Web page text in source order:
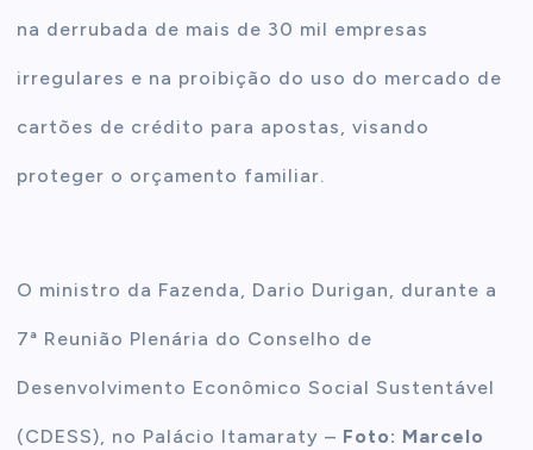
na derrubada de mais de 30 mil empresas
irregulares e na proibição do uso do mercado de
cartões de crédito para apostas, visando
proteger o orçamento familiar.
O ministro da Fazenda, Dario Durigan, durante a
7ª Reunião Plenária do Conselho de
Desenvolvimento Econômico Social Sustentável
(CDESS), no Palácio Itamaraty – Foto: Marcelo